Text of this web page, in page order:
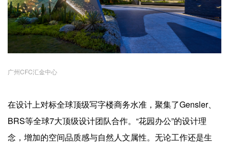
广州CFC汇金中心
在设计上对标全球顶级写字楼商务水准，聚集了Gensler、
BRS等全球7大顶级设计团队合作。“花园办公”的设计理
念，增加的空间品质感与自然人文属性。无论工作还是生